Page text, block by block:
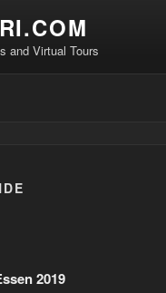
and Virtual Tours
2019